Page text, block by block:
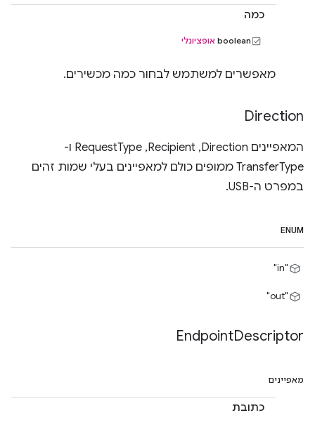
כמה
boolean אופציונלי
מאפשרים למשתמש לבחור כמה מכשירים.
Direction
המאפיינים Direction,‏ Recipient,‏ RequestType ו-
TransferType ממופים כולם למאפיינים בעלי שמות זהים
במפרט ה-USB.
ENUM
"in"
"out"
EndpointDescriptor
מאפיינים
כתובת